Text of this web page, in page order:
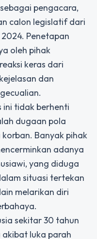
pengacara,
calon legislatif dari
Penetapan
oleh pihak
keras dari
dan
ini tidak berhenti
dugaan pola
Banyak pihak
adanya
yang diduga
situasi tertekan
melarikan diri
sekitar 30 tahun
luka parah